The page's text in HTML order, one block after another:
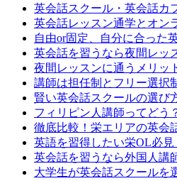
英会話スクール・英会話カ
英会話レッスン通学とオン
自由or固定、自分に合った
英会話を習うなら夜間レッ
夜間レッスンに通うメリッ
講師は担任制とフリー選択
賢い英会話スクールの選び
フィリピン人講師ってどう
徹底比較！栄エリアの英会
英語を習得したい栄OL必
英会話を習うなら外国人講
大学生が英会話スクールを